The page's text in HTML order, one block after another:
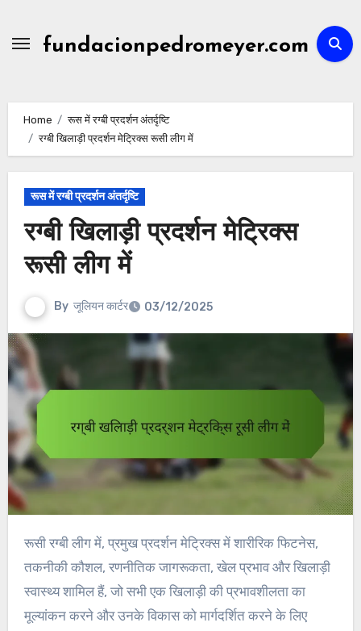
contentfundacionpedromeyer.com
Home
रूस में रग्बी प्रदर्शन अंतर्दृष्टि
रग्बी खिलाड़ी प्रदर्शन मेट्रिक्स रूसी लीग में
रूस में रग्बी प्रदर्शन अंतर्दृष्टि
रग्बी खिलाड़ी प्रदर्शन मेट्रिक्स
रूसी लीग में
By जूलियन कार्टर 03/12/2025
रूसी रग्बी लीग में, प्रमुख प्रदर्शन मेट्रिक्स में शारीरिक फिटनेस,
तकनीकी कौशल, रणनीतिक जागरूकता, खेल प्रभाव और खिलाड़ी
स्वास्थ्य शामिल हैं, जो सभी एक खिलाड़ी की प्रभावशीलता का
मूल्यांकन करने और उनके विकास को मार्गदर्शित करने के लिए